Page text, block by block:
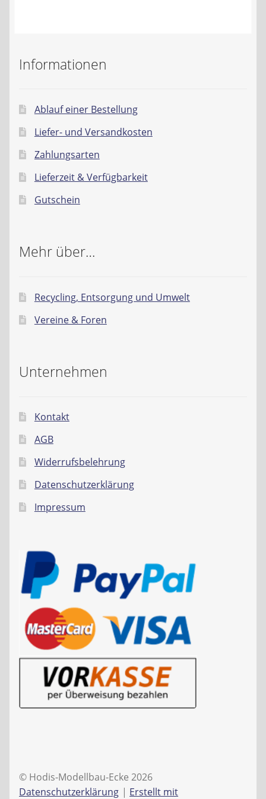
Widerrufsbelehrung
Datenschutzerklärung
Impressum
Informationen
Ablauf einer Bestellung
Liefer- und Versandkosten
Zahlungsarten
Lieferzeit & Verfügbarkeit
Gutschein
Mehr über…
Recycling, Entsorgung und Umwelt
Vereine & Foren
Unternehmen
Kontakt
AGB
Widerrufsbelehrung
Datenschutzerklärung
Impressum
© Hodis-Modellbau-Ecke 2026
Datenschutzerklärung
Erstellt mit